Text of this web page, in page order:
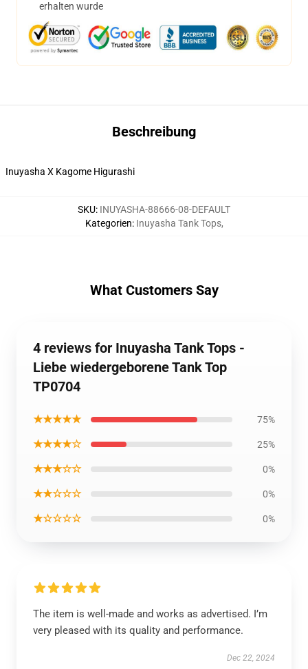
erhalten wurde
Beschreibung
Inuyasha X Kagome Higurashi
SKU: INUYASHA-88666-08-DEFAULT
Kategorien: Inuyasha Tank Tops,
What Customers Say
4 reviews for Inuyasha Tank Tops -
Liebe wiedergeborene Tank Top
TP0704
★★★★★ 75%
★★★★☆ 25%
★★★☆☆ 0%
★★☆☆☆ 0%
★☆☆☆☆ 0%
The item is well-made and works as advertised. I’m
very pleased with its quality and performance.
Dec 22, 2024